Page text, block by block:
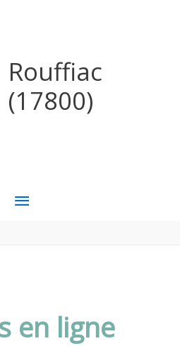
Rouffiac
(17800)
MENU
en ligne